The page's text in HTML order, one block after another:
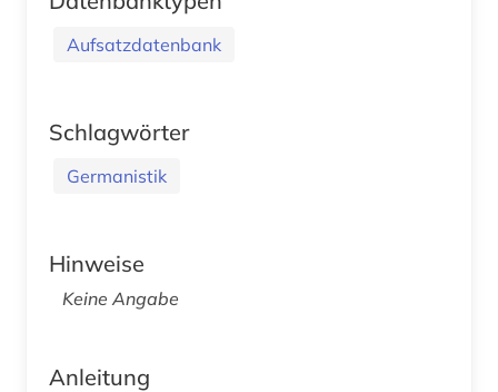
Aufsatzdatenbank
Schlagwörter
Germanistik
Hinweise
Keine Angabe
Anleitung